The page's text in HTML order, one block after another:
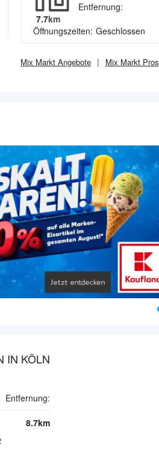
Entfernung:
7.7km
Öffnungszeiten: Geschlossen
Mix Markt Angebote Mix Markt
IN KÖLN
Entfernung:
8.7km